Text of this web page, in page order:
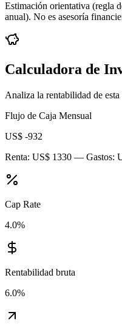
Estimación orientativa (regla
anual). No es asesoría
Calculadora de
Analiza la rentabilidad de esta
Flujo de Caja Mensual
US$ -932
Renta: US$ 1330 — Gastos:
Cap Rate
4.0%
Rentabilidad bruta
6.0%